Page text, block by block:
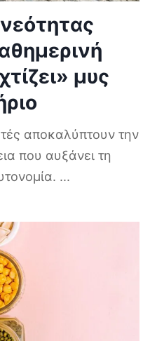
μυς
αποκαλύπτουν την
που αυξάνει τη
...